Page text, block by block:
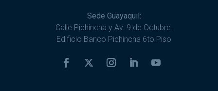
Sede Guayaquil:
Calle Pichincha y Av. 9 de Octubre.
Edificio Banco Pichincha 6to Piso